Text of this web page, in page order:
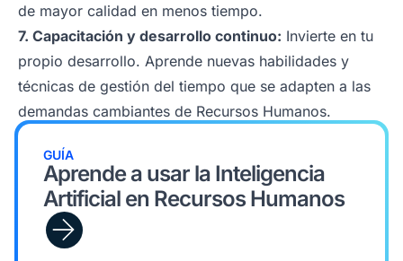
de mayor calidad en menos tiempo.
7. Capacitación y desarrollo continuo: Invierte en tu
propio desarrollo. Aprende nuevas habilidades y
técnicas de gestión del tiempo que se adapten a las
demandas cambiantes de Recursos Humanos.
GUÍA
Aprende a usar la Inteligencia
Artificial en Recursos Humanos